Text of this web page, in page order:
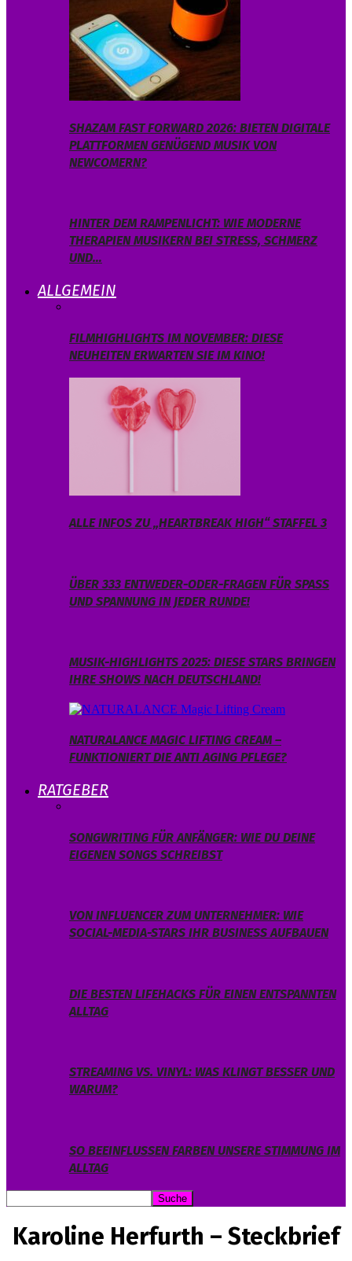
SHAZAM FAST FORWARD 2026: BIETEN DIGITALE
PLATTFORMEN GENÜGEND MUSIK VON
NEWCOMERN?
HINTER DEM RAMPENLICHT: WIE MODERNE
THERAPIEN MUSIKERN BEI STRESS, SCHMERZ
UND…
ALLGEMEIN
FILMHIGHLIGHTS IM NOVEMBER: DIESE
NEUHEITEN ERWARTEN SIE IM KINO!
ALLE INFOS ZU „HEARTBREAK HIGH“ STAFFEL 3
ÜBER 333 ENTWEDER-ODER-FRAGEN FÜR SPASS U
ND SPANNUNG IN JEDER RUNDE!
MUSIK-HIGHLIGHTS 2025: DIESE STARS BRINGEN
IHRE SHOWS NACH DEUTSCHLAND!
NATURALANCE MAGIC LIFTING CREAM –
FUNKTIONIERT DIE ANTI AGING PFLEGE?
RATGEBER
SONGWRITING FÜR ANFÄNGER: WIE DU DEINE
EIGENEN SONGS SCHREIBST
VON INFLUENCER ZUM UNTERNEHMER: WIE
SOCIAL-MEDIA-STARS IHR BUSINESS AUFBAUEN
DIE BESTEN LIFEHACKS FÜR EINEN ENTSPANNTEN
ALLTAG
STREAMING VS. VINYL: WAS KLINGT BESSER UND
WARUM?
SO BEEINFLUSSEN FARBEN UNSERE STIMMUNG IM
ALLTAG
Karoline Herfurth – Steckbrief